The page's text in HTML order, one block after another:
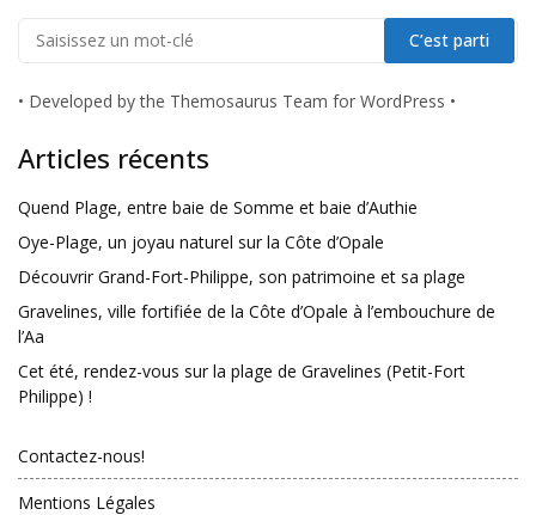
• Developed by the Themosaurus Team for WordPress •
Articles récents
Quend Plage, entre baie de Somme et baie d’Authie
Oye-Plage, un joyau naturel sur la Côte d’Opale
Découvrir Grand-Fort-Philippe, son patrimoine et sa plage
Gravelines, ville fortifiée de la Côte d’Opale à l’embouchure de
l’Aa
Cet été, rendez-vous sur la plage de Gravelines (Petit-Fort
Philippe) !
Contactez-nous!
Mentions Légales